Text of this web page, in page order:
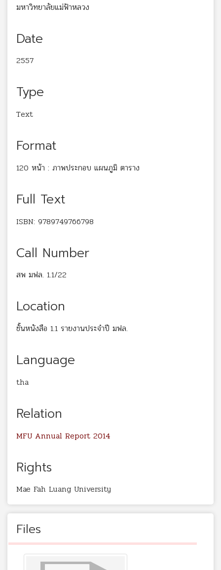
มหาวิทยาลัยแม่ฟ้าหลวง
Date
2557
Type
Text
Format
120 หน้า : ภาพประกอบ แผนภูมิ ตาราง
Full Text
ISBN: 9789749766798
Call Number
สพ มฟล. 1.1/22
Location
ชั้นหนังสือ 1.1 รายงานประจำปี มฟล.
Language
tha
Relation
MFU Annual Report 2014
Rights
Mae Fah Luang University
Files